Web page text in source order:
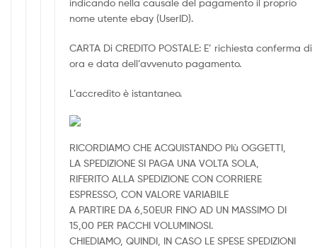
indicando nella causale del pagamento il proprio
nome utente ebay (UserID).
CARTA Di CREDITO POSTALE: E’ richiesta conferma di
ora e data dell’avvenuto pagamento.
L’accredito è istantaneo.
RICORDIAMO CHE ACQUISTANDO PIù OGGETTI,
LA SPEDIZIONE SI PAGA UNA VOLTA SOLA,
RIFERITO ALLA SPEDIZIONE CON CORRIERE
ESPRESSO, CON VALORE VARIABILE
A PARTIRE DA 6,50EUR FINO AD UN MASSIMO DI
15,00 PER PACCHI VOLUMINOSI.
CHIEDIAMO, QUINDI, IN CASO LE SPESE SPEDIZIONI